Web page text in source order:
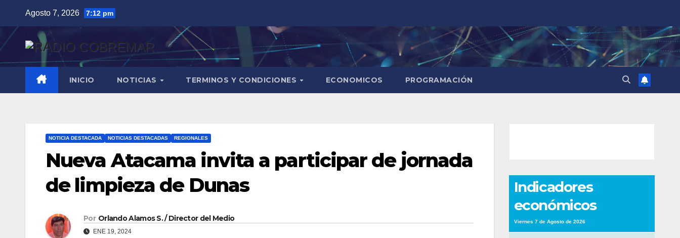
contenido
Agosto 7, 2026 7:12 pm
INICIO NOTICIAS TERMINOS Y CONDICIONES ECONOMICOS PROGRAMACIÓN
NOTICIA DESTACADA NOTICIAS DESTACADAS REGIONALES
Nueva Atacama invita a participar de jornada
de limpieza de Dunas
Por Orlando Alamos S. / Director del Medio
ENE 19, 2024
Indicadores
económicos
Viernes 7 de Agosto de 2026